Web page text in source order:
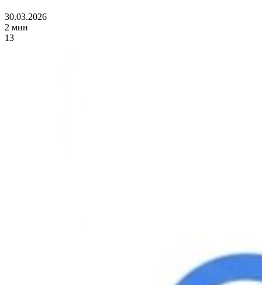
30.03.2026
2 мин
13